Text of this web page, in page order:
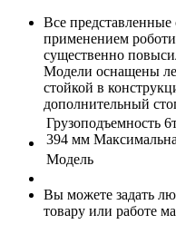
Все представленные
применением
существенно
Модели оснащены
стойкой в
дополнительный
Грузоподъемность
394 мм
Модель
Вы можете задать
товару или работе